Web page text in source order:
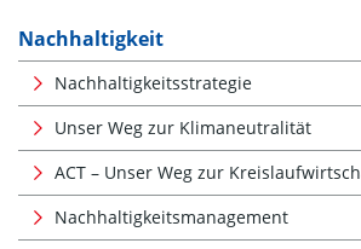
Nachhaltigkeit
Nachhaltigkeitsstrategie
Unser Weg zur Klimaneutralität
ACT – Unser Weg zur
Nachhaltigkeitsmanagement